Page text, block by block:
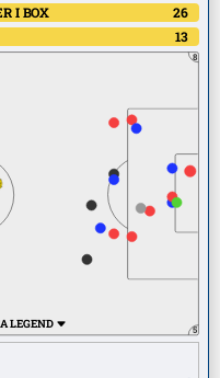
I BOX
26
13
8
5
LEGEND